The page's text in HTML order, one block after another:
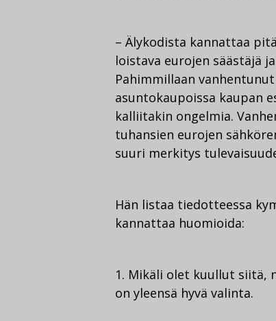
– Älykodista kannattaa
loistava eurojen säästäjä
Pahimmillaan
asuntokaupoissa kaupan
kalliitakin ongelmia.
tuhansien eurojen
suuri merkitys
Hän listaa tiedotteessa
kannattaa huomioida:
1. Mikäli olet kuullut siitä,
on yleensä hyvä valinta.